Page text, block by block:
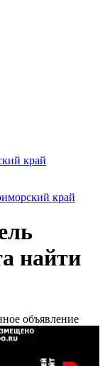
край
край
найти
объявление